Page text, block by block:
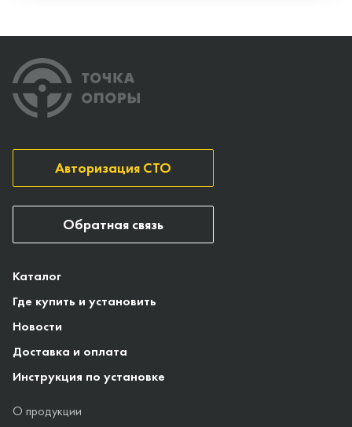
Каталог
Где купить и установить
Новости
Доставка и оплата
Инструкция по установке
О продукции
Авторизация СТО
Обратная связь